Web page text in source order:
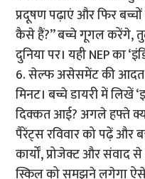
प्रदूषण पढ़ाएं और फिर
कैसे हैं?” बच्चे गूगल करेंगे,
दुनिया पर। यही NEP का
6. सेल्फ असेसमेंट की आदत
मिनट। बच्चे डायरी में लिखें
दिक्कत आई? अगले हफ्ते
पैरेंट्स रविवार को पढ़ें और
कार्यों, प्रोजेक्ट और संवाद
स्किल को समझने लगेगा